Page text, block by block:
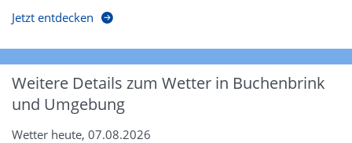
Jetzt entdecken
Weitere Details zum Wetter in Buchenbrink
und Umgebung
Wetter heute, 07.08.2026